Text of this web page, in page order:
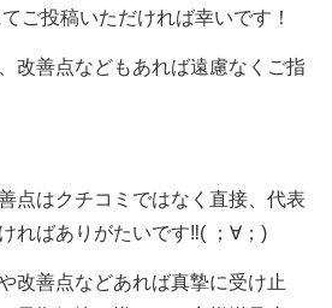
ご投稿いただければ幸いです！
改善点などもあれば遠慮なくご指
点はクチコミではなく直接、代表
ればありがたいです‼︎( ；∀；)
改善点などあれば真摯に受け止